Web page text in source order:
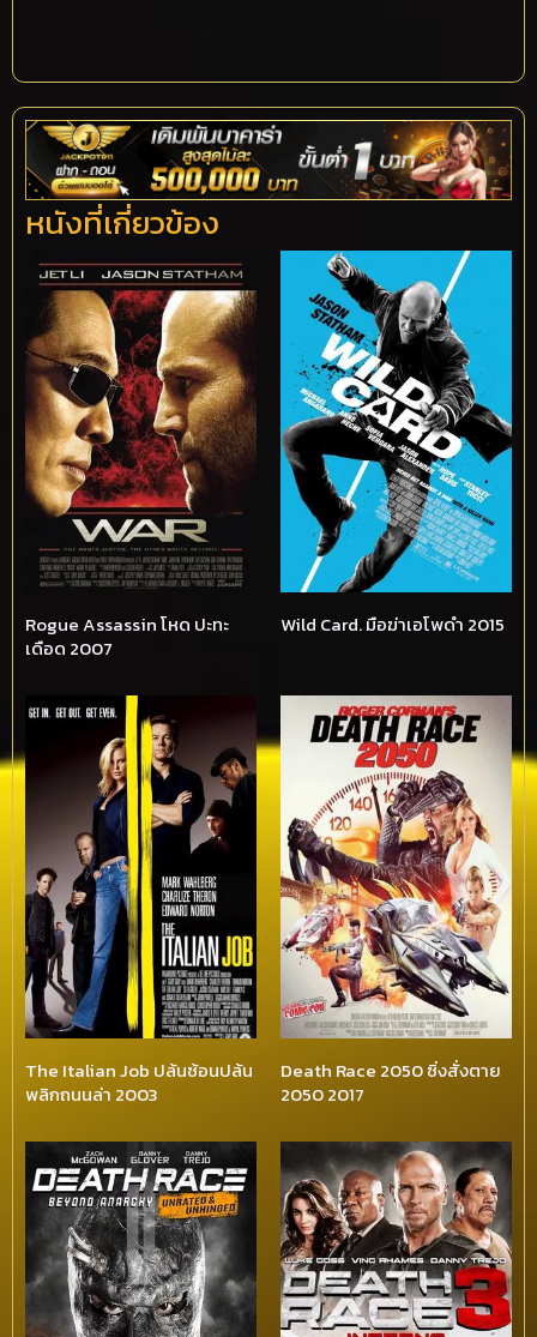
หนังที่เกี่ยวข้อง
Rogue Assassin โหด ปะทะ
เดือด 2007
Wild Card. มือฆ่าเอโพดำ 2015
The Italian Job ปล้นซ้อนปล้น
พลิกถนนล่า 2003
Death Race 2050 ซิ่งสั่งตาย
2050 2017